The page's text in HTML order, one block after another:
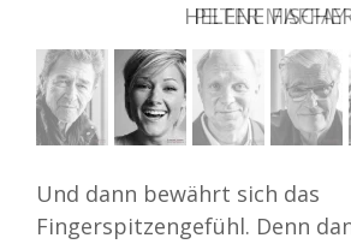
PETER MAFFAY
HELENE
Und dann bewährt sich das
Fingerspitzengefühl. Denn